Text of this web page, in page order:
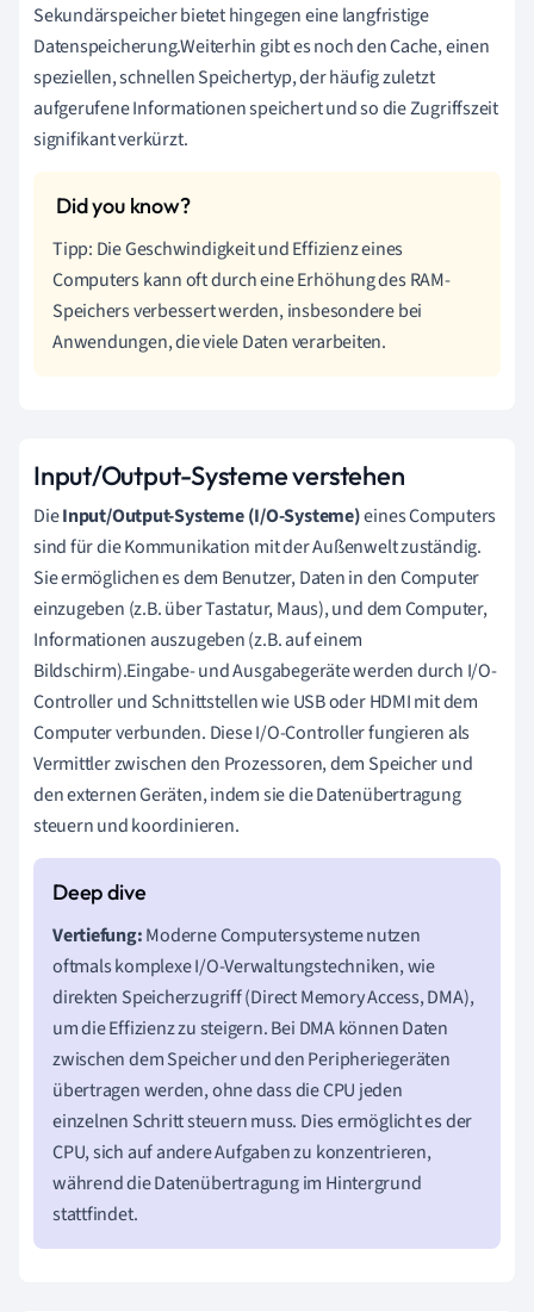
Sekundärspeicher bietet hingegen eine langfristige
Datenspeicherung.Weiterhin gibt es noch den Cache, einen
speziellen, schnellen Speichertyp, der häufig zuletzt
aufgerufene Informationen speichert und so die Zugriffszeit
signifikant verkürzt.
Tipp: Die Geschwindigkeit und Effizienz eines
Computers kann oft durch eine Erhöhung des RAM-
Speichers verbessert werden, insbesondere bei
Anwendungen, die viele Daten verarbeiten.
Input/Output-Systeme verstehen
DieInput/Output-Systeme (I/O-Systeme)eines Computers
sind für die Kommunikation mit der Außenwelt zuständig.
Sie ermöglichen es dem Benutzer, Daten in den Computer
einzugeben (z.B. über Tastatur, Maus), und dem Computer,
Informationen auszugeben (z.B. auf einem
Bildschirm).Eingabe- und Ausgabegeräte werden durch I/O-
Controller und Schnittstellen wie USB oder HDMI mit dem
Computer verbunden. Diese I/O-Controller fungieren als
Vermittler zwischen den Prozessoren, dem Speicher und
den externen Geräten, indem sie die Datenübertragung
steuern und koordinieren.
Vertiefung:Moderne Computersysteme nutzen
oftmals komplexe I/O-Verwaltungstechniken, wie
direkten Speicherzugriff (Direct Memory Access, DMA),
um die Effizienz zu steigern. Bei DMA können Daten
zwischen dem Speicher und den Peripheriegeräten
übertragen werden, ohne dass die CPU jeden
einzelnen Schritt steuern muss. Dies ermöglicht es der
CPU, sich auf andere Aufgaben zu konzentrieren,
während die Datenübertragung im Hintergrund
stattfindet.